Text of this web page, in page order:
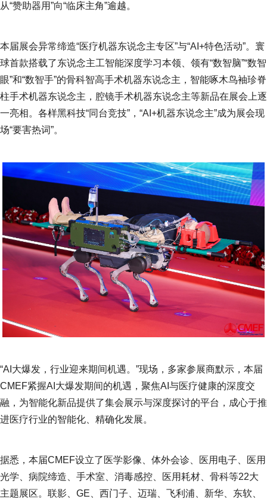
从“赞助器用”向“临床主角”逾越。
本届展会异常缔造“医疗机器东说念主专区”与“AI+特色活动”。寰
球首款搭载了东说念主工智能深度学习本领、领有“数智脑”“数智
眼”和“数智手”的骨科智高手术机器东说念主，智能啄木鸟袖珍脊
柱手术机器东说念主，腔镜手术机器东说念主等新品在展会上逐
一亮相。各样黑科技“同台竞技”，“AI+机器东说念主”成为展会现
场“要害热词”。
“AI大爆发，行业迎来期间机遇。”现场，多家参展商默示，本届
CMEF紧握AI大爆发期间的机遇，聚焦AI与医疗健康的深度交
融，为智能化新品提供了集会展示与深度探讨的平台，成心于推
进医疗行业的智能化、精确化发展。
据悉，本届CMEF设立了医学影像、体外会诊、医用电子、医用
光学、病院缔造、手术室、消毒感控、医用耗材、骨科等22大
主题展区。联影、GE、西门子、迈瑞、飞利浦、新华、东软、